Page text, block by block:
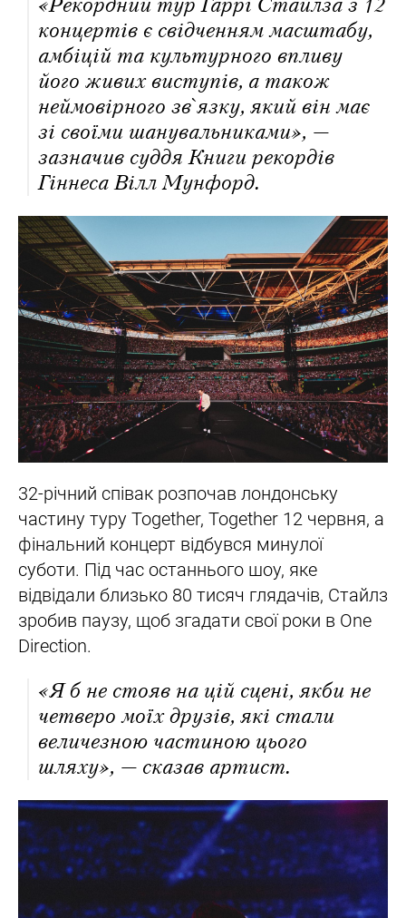
концертів є свідченням масштабу,
амбіцій та культурного впливу
його живих виступів, а також
неймовірного зв`язку, який він має
зі своїми шанувальниками», —
зазначив суддя Книги рекордів
Гіннеса Вілл Мунфорд.
32-річний співак розпочав лондонську
частину туру Together, Together 12 червня, а
фінальний концерт відбувся минулої
суботи. Під час останнього шоу, яке
відвідали близько 80 тисяч глядачів, Стайлз
зробив паузу, щоб згадати свої роки в One
Direction.
«Я б не стояв на цій сцені, якби не
четверо моїх друзів, які стали
величезною частиною цього
шляху», — сказав артист.